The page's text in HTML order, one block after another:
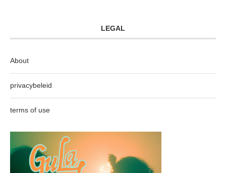
LEGAL
About
privacybeleid
terms of use